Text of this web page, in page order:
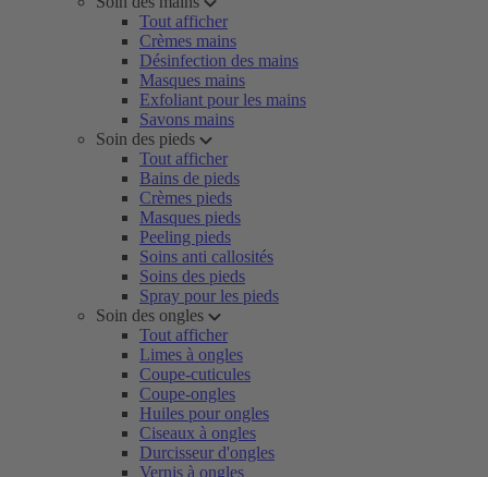
Tout afficher
Crèmes mains
Désinfection des mains
Masques mains
Exfoliant pour les mains
Savons mains
Soin des pieds
Tout afficher
Bains de pieds
Crèmes pieds
Masques pieds
Peeling pieds
Soins anti callosités
Soins des pieds
Spray pour les pieds
Soin des ongles
Tout afficher
Limes à ongles
Coupe-cuticules
Coupe-ongles
Huiles pour ongles
Ciseaux à ongles
Durcisseur d'ongles
Vernis à ongles